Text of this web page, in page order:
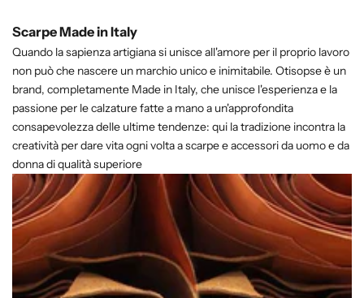
Scarpe Made in Italy
Quando la sapienza artigiana si unisce all'amore per il proprio lavoro
non può che nascere un marchio unico e inimitabile. Otisopse è un
brand, completamente Made in Italy, che unisce l'esperienza e la
passione per le calzature fatte a mano a un'approfondita
consapevolezza delle ultime tendenze: qui la tradizione incontra la
creatività per dare vita ogni volta a scarpe e accessori da uomo e da
donna di qualità superiore